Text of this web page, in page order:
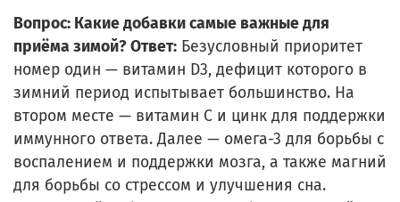
Вопрос: Какие добавки самые важные для
приёма зимой? Ответ: Безусловный приоритет
номер один — витамин D3, дефицит которого в
зимний период испытывает большинство. На
втором месте — витамин С и цинк для поддержки
иммунного ответа. Далее — омега-3 для борьбы с
воспалением и поддержки мозга, а также магний
для борьбы со стрессом и улучшения сна.